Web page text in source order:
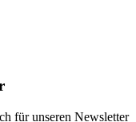
für unseren Newsletter